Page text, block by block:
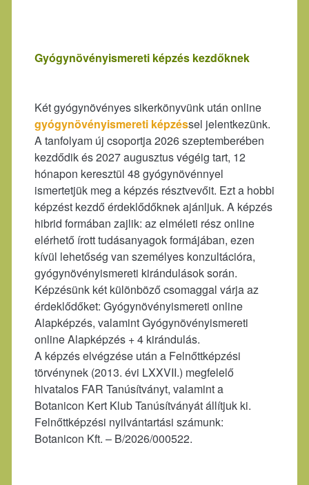
Gyógynövényismereti képzés kezdőknek
Két gyógynövényes sikerkönyvünk után online
gyógynövényismereti képzéssel jelentkezünk.
A tanfolyam új csoportja 2026 szeptemberében
kezdődik és 2027 augusztus végéig tart, 12
hónapon keresztül 48 gyógynövénnyel
ismertetjük meg a képzés résztvevőit. Ezt a hobbi
képzést kezdő érdeklődőknek ajánljuk. A képzés
hibrid formában zajlik: az elméleti rész online
elérhető írott tudásanyagok formájában, ezen
kívül lehetőség van személyes konzultációra,
gyógynövényismereti kirándulások során.
Képzésünk két különböző csomaggal várja az
érdeklődőket: Gyógynövényismereti online
Alapképzés, valamint Gyógynövényismereti
online Alapképzés + 4 kirándulás.
A képzés elvégzése után a Felnőttképzési
törvénynek (2013. évi LXXVII.) megfelelő
hivatalos FAR Tanúsítványt, valamint a
Botanicon Kert Klub Tanúsítványát állítjuk ki.
Felnőttképzési nyilvántartási számunk:
Botanicon Kft. – B/2026/000522.